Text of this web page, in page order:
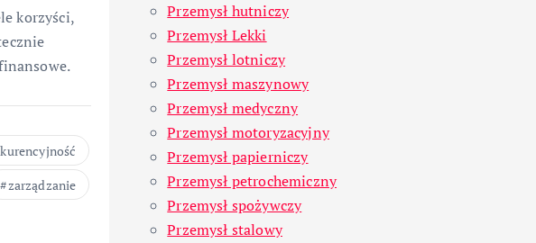
korzyści,
zarządzanie
Przemysł hutniczy
Przemysł Lekki
Przemysł lotniczy
Przemysł maszynowy
Przemysł medyczny
Przemysł motoryzacyjny
Przemysł papierniczy
Przemysł petrochemiczny
Przemysł spożywczy
Przemysł stalowy